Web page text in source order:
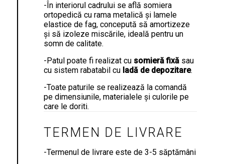
-În interiorul cadrului se află somiera
ortopedică cu rama metalică și lamele
elastice de fag, concepută să amortizeze
și să izoleze miscările, ideală pentru un
somn de calitate.
-Patul poate fi realizat cu somieră fixă sau
cu sistem rabatabil cu ladă de depozitare.
-Toate paturile se realizează la comandă
pe dimensiunile, materialele și culorile pe
care le doriti.
TERMEN DE LIVRARE
-Termenul de livrare este de 3-5 săptămâni